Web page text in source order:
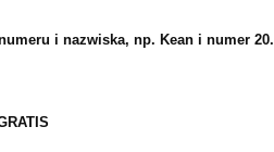
i nazwiska, np. Kean i numer 20.